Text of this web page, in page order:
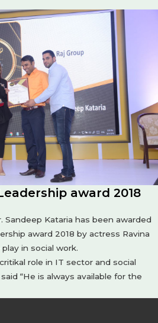
award 2018
Sandeep Kataria has been awarded
award 2018 by actress Ravina
in social work.
role in IT sector and social
“He is always available for the